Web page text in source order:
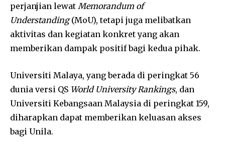
perjanjian lewat Memorandum of
Understanding(MoU), tetapi juga melibatkan
aktivitas dan kegiatan konkret yang akan
memberikan dampak positif bagi kedua pihak.
Universiti Malaya, yang berada di peringkat 56
dunia versi QS World University Rankings, dan
Universiti Kebangsaan Malaysia di peringkat 159,
diharapkan dapat memberikan keluasan akses
bagi Unila.